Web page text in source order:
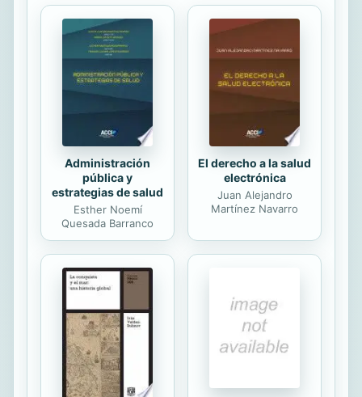
extraña razón son antinazis. Y
también pronazis. Es largo de
explicar... Mejor compra este libro y
cual discípulo de Goebbels. Y
cuando acabes de leerlo... quémalo.
Administración
pública y
estrategias de salud
Esther Noemí
Quesada Barranco
El derecho a la salud
electrónica
Juan Alejandro
Martínez Navarro